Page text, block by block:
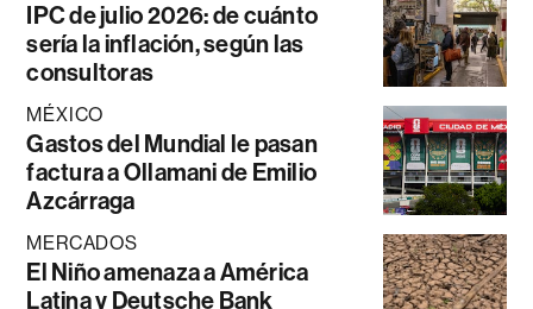
IPC de julio 2026: de cuánto
sería la inflación, según las
consultoras
MÉXICO
Gastos del Mundial le pasan
factura a Ollamani de Emilio
Azcárraga
MERCADOS
El Niño amenaza a América
Latina y Deutsche Bank